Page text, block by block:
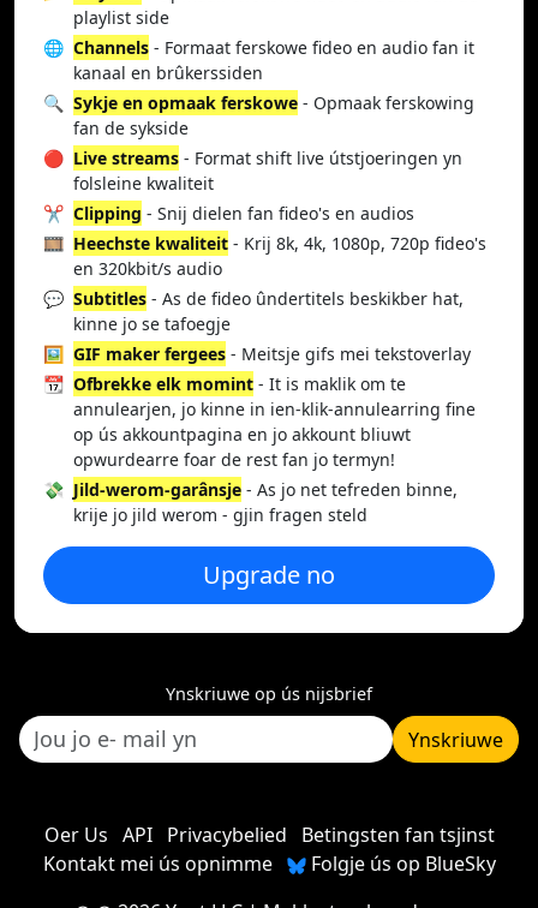
playlist side
🌐 Channels - Formaat ferskowe fideo en audio fan it
kanaal en brûkerssiden
🔍 Sykje en opmaak ferskowe - Opmaak ferskowing
fan de sykside
🔴 Live streams - Format shift live útstjoeringen yn
folsleine kwaliteit
✂️ Clipping - Snij dielen fan fideo's en audios
🎞️ Heechste kwaliteit - Krij 8k, 4k, 1080p, 720p fideo's
en 320kbit/s audio
💬 Subtitles - As de fideo ûndertitels beskikber hat,
kinne jo se tafoegje
🖼️ GIF maker fergees - Meitsje gifs mei tekstoverlay
📆 Ofbrekke elk momint - It is maklik om te
annulearjen, jo kinne in ien-klik-annulearring fine
op ús akkountpagina en jo akkount bliuwt
opwurdearre foar de rest fan jo termyn!
💸 Jild-werom-garânsje - As jo net tefreden binne,
krije jo jild werom - gjin fragen steld
Upgrade no
Ynskriuwe op ús nijsbrief
Ynskriuwe
Oer Us API Privacybelied
Betingsten fan tsjinst
Kontakt mei ús opnimme
Folgje ús op BlueSky